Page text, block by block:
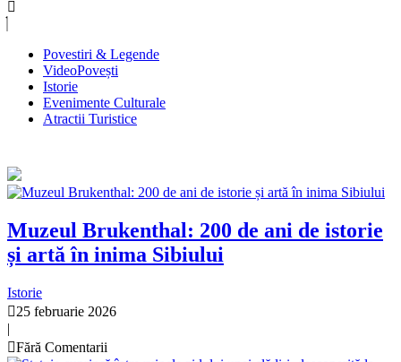
Povestiri & Legende
VideoPovești
Istorie
Evenimente Culturale
Atractii Turistice
Muzeul Brukenthal: 200 de ani de istorie
și artă în inima Sibiului
Istorie
25 februarie 2026
|
Fără Comentarii